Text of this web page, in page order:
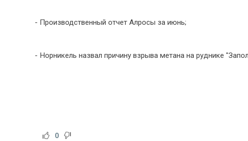
- Производственный отчет Алросы за июнь;
- Норникель назвал причину взрыва метана на руднике
0